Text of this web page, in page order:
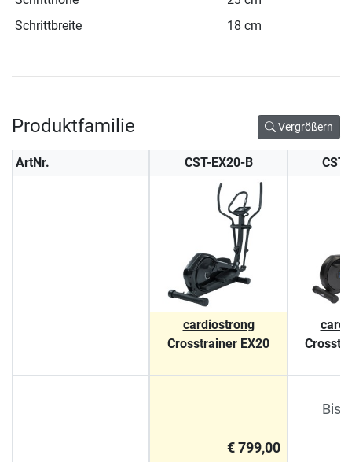
Schrittbreite
18 cm
Produktfamilie Vergrößern
ArtNr. CST-EX20-B
cardiostrong
Crosstrainer EX20
€ 799,00